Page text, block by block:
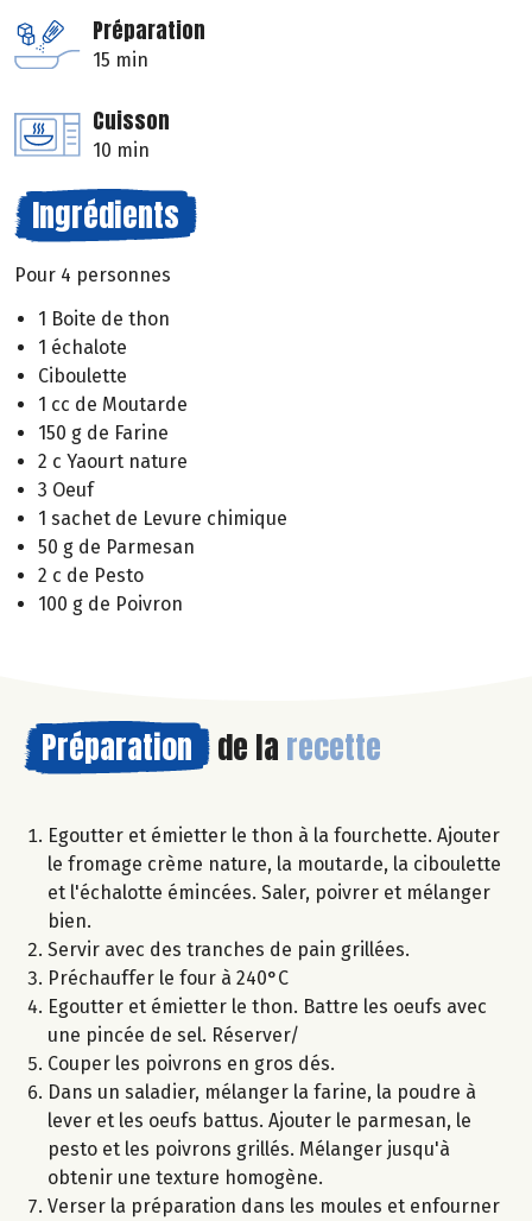
Préparation
15 min
Cuisson
10 min
Ingrédients
Pour 4 personnes
1 Boite de thon
1 échalote
Ciboulette
1 cc de Moutarde
150 g de Farine
2 c Yaourt nature
3 Oeuf
1 sachet de Levure chimique
50 g de Parmesan
2 c de Pesto
100 g de Poivron
Préparation de la recette
Egoutter et émietter le thon à la fourchette. Ajouter
le fromage crème nature, la moutarde, la ciboulette
et l'échalotte émincées. Saler, poivrer et mélanger
bien.
Servir avec des tranches de pain grillées.
Préchauffer le four à 240°C
Egoutter et émietter le thon. Battre les oeufs avec
une pincée de sel. Réserver/
Couper les poivrons en gros dés.
Dans un saladier, mélanger la farine, la poudre à
lever et les oeufs battus. Ajouter le parmesan, le
pesto et les poivrons grillés. Mélanger jusqu'à
obtenir une texture homogène.
Verser la préparation dans les moules et enfourner